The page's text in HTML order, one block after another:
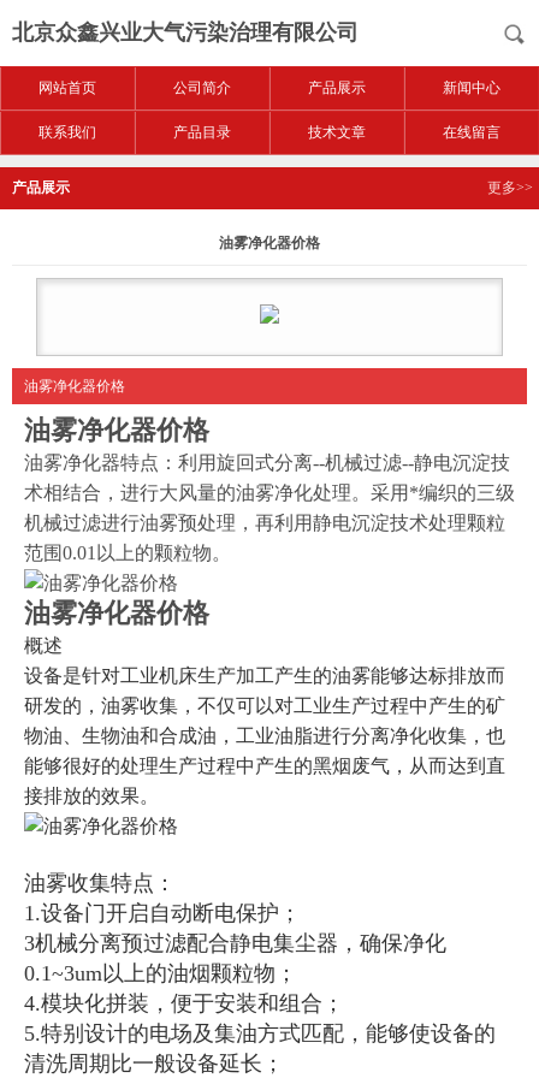
北京众鑫兴业大气污染治理有限公司
网站首页 公司简介 产品展示 新闻中心
联系我们 产品目录 技术文章 在线留言
产品展示 更多>>
油雾净化器价格
油雾净化器价格
油雾净化器价格
油雾净化器特点：利用旋回式分离--机械过滤--静电沉淀技
术相结合，进行大风量的油雾净化处理。采用*编织的三级
机械过滤进行油雾预处理，再利用静电沉淀技术处理颗粒
范围0.01 以上的颗粒物。
油雾净化器价格
概述
设备是针对工业机床生产加工产生的油雾能够达标排放而
研发的，油雾收集，不仅可以对工业生产过程中产生的矿
物油、生物油和合成油，工业油脂进行分离净化收集，也
能够很好的处理生产过程中产生的黑烟废气，从而达到直
接排放的效果。
油雾收集特点：
1.设备门开启自动断电保护；
3机械分离预过滤配合静电集尘器，确保净化
0.1~3um以上的油烟颗粒物；
4.模块化拼装，便于安装和组合；
5.特别设计的电场及集油方式匹配，能够使设备的
清洗周期比一般设备延长；